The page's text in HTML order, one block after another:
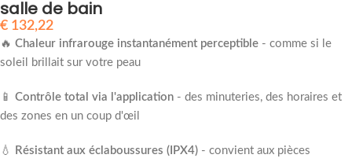
salle de bain
€ 132,22
🔥 Chaleur infrarouge instantanément perceptible - comme si le
soleil brillait sur votre peau
📱 Contrôle total via l'application - des minuteries, des horaires et
des zones en un coup d'œil
💧 Résistant aux éclaboussures (IPX4) - convient aux pièces